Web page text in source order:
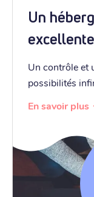
Un
Un contrôle et
possibilités
En savoir plus